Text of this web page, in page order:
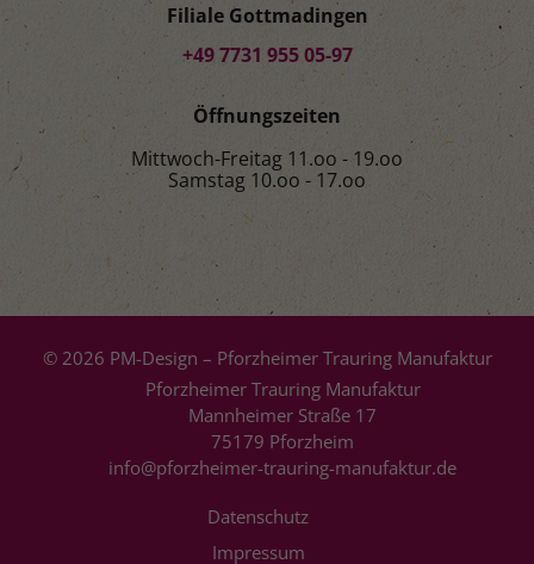
Filiale Gottmadingen
+49 7731 955 05-97
Öffnungszeiten
Mittwoch-Freitag 11.oo - 19.oo
Samstag 10.oo - 17.oo
© 2026 PM-Design – Pforzheimer Trauring Manufaktur
Pforzheimer Trauring Manufaktur
Mannheimer Straße 17
75179 Pforzheim
info@pforzheimer-trauring-manufaktur.de
Datenschutz
Impressum